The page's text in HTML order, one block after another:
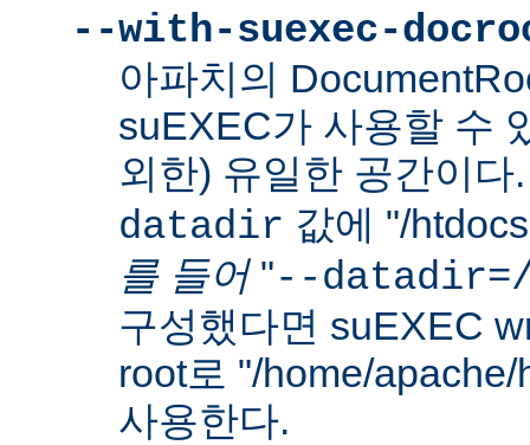
--with-suexec-
아파치의
suEXEC가 사용할 수
외한) 유일한 공간이
datadir 값에 "/
를 들어"--datadir=/
구성했다면 suEXEC
root로 "/home/
사용한다.